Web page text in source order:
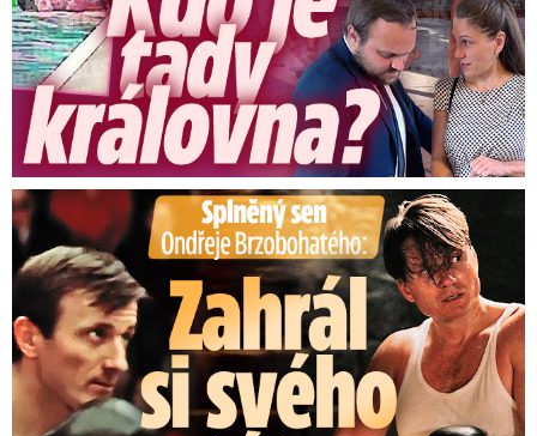
Splněný sen Ondřeje Brzobohatého: Zahrál si svého tátu